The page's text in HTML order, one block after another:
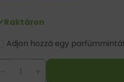
Raktáron
Adjon hozzá egy